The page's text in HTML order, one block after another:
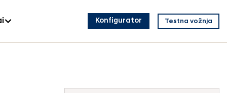
Konfigurator Testna vožnja